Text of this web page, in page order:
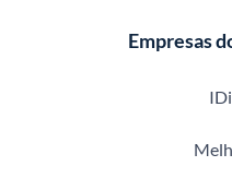
Empresas